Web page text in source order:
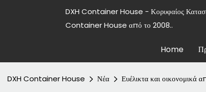
DXH Container House - Κορυφαίος
Container House από το 2008..
Home
DXH Container House Νέα Ευέλικτα και οικονομικά